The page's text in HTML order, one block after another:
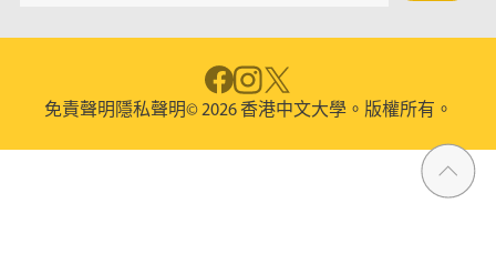
免責聲明 隱私聲明© 2026 香港中文大學。版權所有。